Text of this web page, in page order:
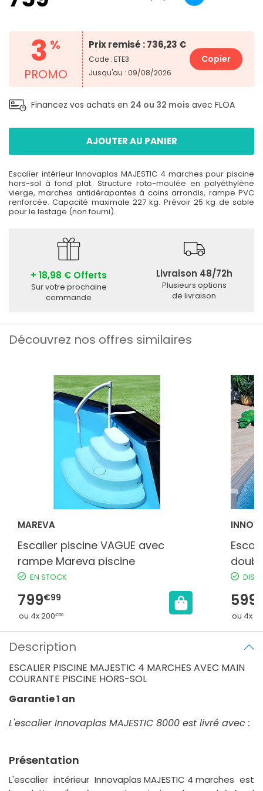
3 %
PROMO
Prix remisé : 736,23 €
Code : ETE3
Jusqu'au : 09/08/2026
Copier
Financez vos achats en 24 ou 32 mois avec FLOA
AJOUTER AU PANIER
Escalier intérieur Innovaplas MAJESTIC 4 marches pour piscine
hors-sol à fond plat. Structure roto-moulée en polyéthylène
vierge, marches antidérapantes à coins arrondis, rampe PVC
renforcée. Capacité maximale 227 kg. Prévoir 25 kg de sable
pour le lestage (non fourni).
+ 18,98 € Offerts
Sur votre prochaine
commande
Livraison 48/72h
Plusieurs options
de livraison
Découvrez nos offres similaires
MAREVA
Escalier piscine VAGUE avec
rampe Mareva piscine
EN STOCK
799€99
ou 4x 200€00
599
ou 4x
Description
ESCALIER PISCINE MAJESTIC 4 MARCHES AVEC MAIN
COURANTE PISCINE HORS-SOL
Garantie 1 an
L'escalier Innovaplas MAJESTIC 8000 est livré avec :
Présentation
L'escalier intérieur Innovaplas MAJESTIC 4 marches est